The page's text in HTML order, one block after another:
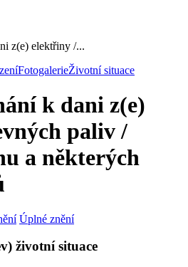
z(e) elektřiny /...
FotogalerieŽivotní situace
k dani z(e)
paliv /
a některých
Úplné znění
životní situace